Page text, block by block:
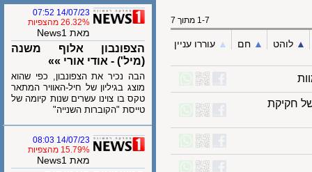
לוהט ▲︎ חם ▲︎ עוררו עניין
14/07/23 07:52
26.32% מהצפיות
מאת News1
הצפונבון אלוף משנה
(מיל') - אודי אורי »»
הבה נכיר את הצפונבון, כפי שהוא
מוצג בגיליון של חיל-האוויר המתאר
טקס בו צוינו עשרים שנות קיומה של
טייסת "הקוברות השנייה"
14/07/23 08:03
15.79% מהצפיות
מאת News1